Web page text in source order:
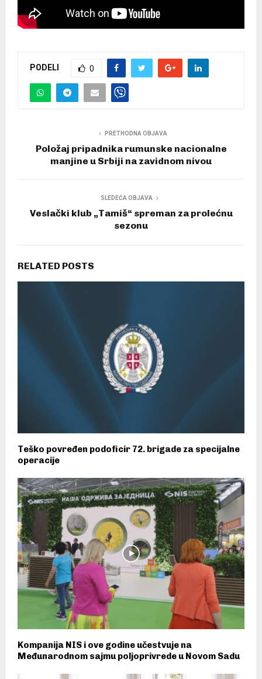
PODELI 0
PRETHODNA OBJAVA
Položaj pripadnika rumunske nacionalne
manjine u Srbiji na zavidnom nivou
SLEDEĆA OBJAVA
Veslački klub „Tamiš“ spreman za prolećnu
sezonu
RELATED POSTS
Teško povređen podoficir 72. brigade za specijalne
operacije
Kompanija NIS i ove godine učestvuje na
Međunarodnom sajmu poljoprivrede u Novom Sadu